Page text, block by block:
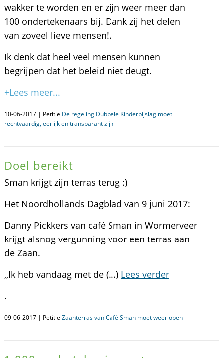
wakker te worden en er zijn weer meer dan
100 ondertekenaars bij. Dank zij het delen
van zoveel lieve mensen!.
Ik denk dat heel veel mensen kunnen
begrijpen dat het beleid niet deugt.
+Lees meer...
10-06-2017 | Petitie De regeling Dubbele Kinderbijslag moet
rechtvaardig, eerlijk en transparant zijn
Doel bereikt
Sman krijgt zijn terras terug :)
Het Noordhollands Dagblad van 9 juni 2017:
Danny Pickkers van café Sman in Wormerveer
krijgt alsnog vergunning voor een terras aan
de Zaan.
,,Ik heb vandaag met de (...) Lees verder
.
09-06-2017 | Petitie Zaanterras van Café Sman moet weer open